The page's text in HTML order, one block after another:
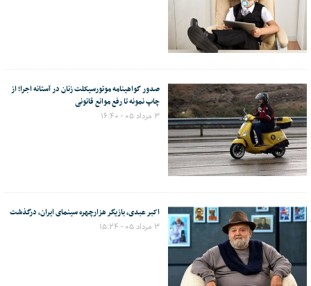
صدور گواهینامه موتورسیکلت زنان در آستانه اجرا؛ از
چاپ نمونه تا رفع موانع قانونی
۳ مرداد ۰۵ - ۱۶:۴۰
اکبر عبدی، بازیگر هزارچهره سینمای ایران، درگذشت
۳ مرداد ۰۵ - ۱۵:۲۴